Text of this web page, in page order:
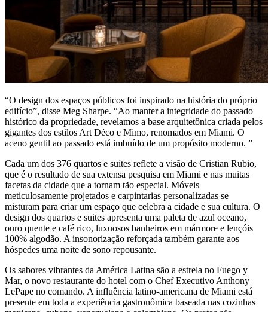
“O design dos espaços públicos foi inspirado na história do próprio
edifício”, disse Meg Sharpe. “Ao manter a integridade do passado
histórico da propriedade, revelamos a base arquitetônica criada pelos
gigantes dos estilos Art Déco e Mimo, renomados em Miami. O
aceno gentil ao passado está imbuído de um propósito moderno. ”
Cada um dos 376 quartos e suítes reflete a visão de Cristian Rubio,
que é o resultado de sua extensa pesquisa em Miami e nas muitas
facetas da cidade que a tornam tão especial. Móveis
meticulosamente projetados e carpintarias personalizadas se
misturam para criar um espaço que celebra a cidade e sua cultura. O
design dos quartos e suites apresenta uma paleta de azul oceano,
ouro quente e café rico, luxuosos banheiros em mármore e lençóis
100% algodão. A insonorização reforçada também garante aos
hóspedes uma noite de sono repousante.
Os sabores vibrantes da América Latina são a estrela no Fuego y
Mar, o novo restaurante do hotel com o Chef Executivo Anthony
LePape no comando. A influência latino-americana de Miami está
presente em toda a experiência gastronômica baseada nas cozinhas